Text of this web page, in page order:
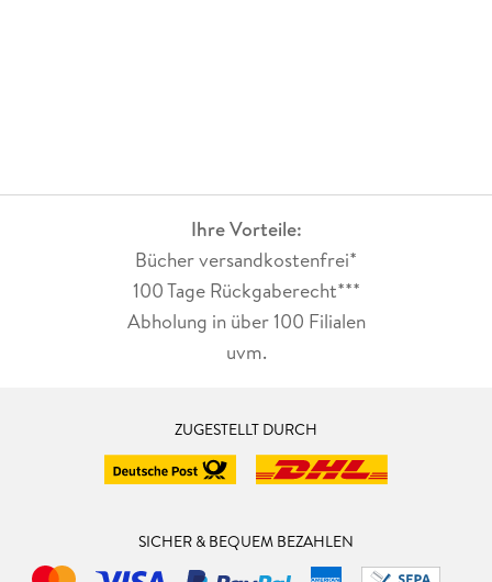
Ihre Vorteile:
Bücher versandkostenfrei*
100 Tage Rückgaberecht***
Abholung in über 100 Filialen
uvm.
ZUGESTELLT DURCH
SICHER & BEQUEM BEZAHLEN